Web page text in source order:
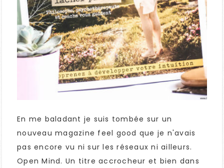
En me baladant je suis tombée sur un
nouveau magazine feel good que je n'avais
pas encore vu ni sur les réseaux ni ailleurs.
Open Mind. Un titre accrocheur et bien dans